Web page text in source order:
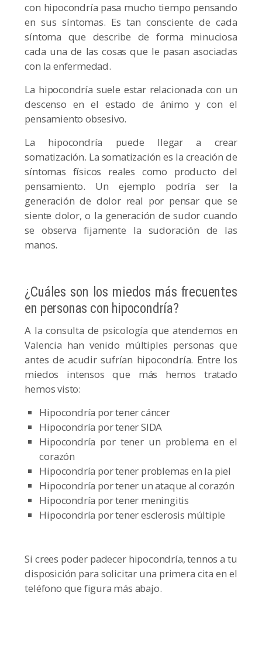
con hipocondría pasa mucho tiempo pensando
en sus síntomas. Es tan consciente de cada
síntoma que describe de forma minuciosa
cada una de las cosas que le pasan asociadas
con la enfermedad.
La hipocondría suele estar relacionada con un
descenso en el estado de ánimo y con el
pensamiento obsesivo.
La hipocondría puede llegar a crear
somatización. La somatización es la creación de
síntomas físicos reales como producto del
pensamiento. Un ejemplo podría ser la
generación de dolor real por pensar que se
siente dolor, o la generación de sudor cuando
se observa fijamente la sudoración de las
manos.
¿Cuáles son los miedos más frecuentes
en personas con hipocondría?
A la consulta de psicología que atendemos en
Valencia han venido múltiples personas que
antes de acudir sufrían hipocondría. Entre los
miedos intensos que más hemos tratado
hemos visto:
Hipocondría por tener cáncer
Hipocondría por tener SIDA
Hipocondría por tener un problema en el
corazón
Hipocondría por tener problemas en la piel
Hipocondría por tener un ataque al corazón
Hipocondría por tener meningitis
Hipocondría por tener esclerosis múltiple
Si crees poder padecer hipocondría, tennos a tu
disposición para solicitar una primera cita en el
teléfono que figura más abajo.